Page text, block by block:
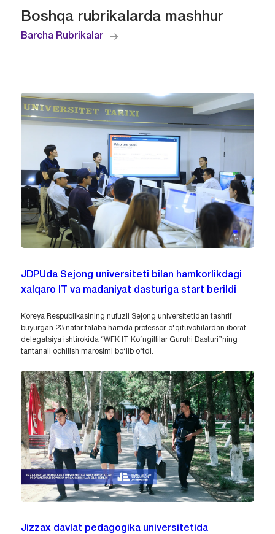
Boshqa rubrikalarda mashhur
Barcha Rubrikalar
JDPUda Sejong universiteti bilan hamkorlikdagi
xalqaro IT va madaniyat dasturiga start berildi
Koreya Respublikasining nufuzli Sejong universitetidan tashrif
buyurgan 23 nafar talaba hamda professor-o‘qituvchilardan iborat
delegatsiya ishtirokida “WFK IT Ko‘ngillilar Guruhi Dasturi”ning
tantanali ochilish marosimi bo‘lib o‘tdi.
Jizzax davlat pedagogika universitetida